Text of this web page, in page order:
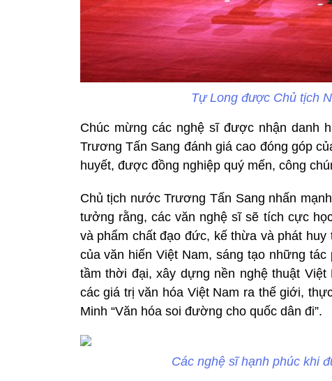
Tự Long được Chủ tịch
Chúc mừng các nghệ sĩ được nhận danh
Trương Tấn Sang đánh giá cao đóng góp
huyết, được đồng nghiệp quý mến, công
Chủ tịch nước Trương Tấn Sang nhấn
tưởng rằng, các văn nghệ sĩ sẽ tích cực
và phẩm chất đạo đức, kế thừa và phát
của văn hiến Việt Nam, sáng tạo những
tầm thời đại, xây dựng nền nghệ thuật
các giá trị văn hóa Việt Nam ra thế giới,
Minh “Văn hóa soi đường cho quốc dân đi”.
Các nghệ sĩ hạnh phúc khi